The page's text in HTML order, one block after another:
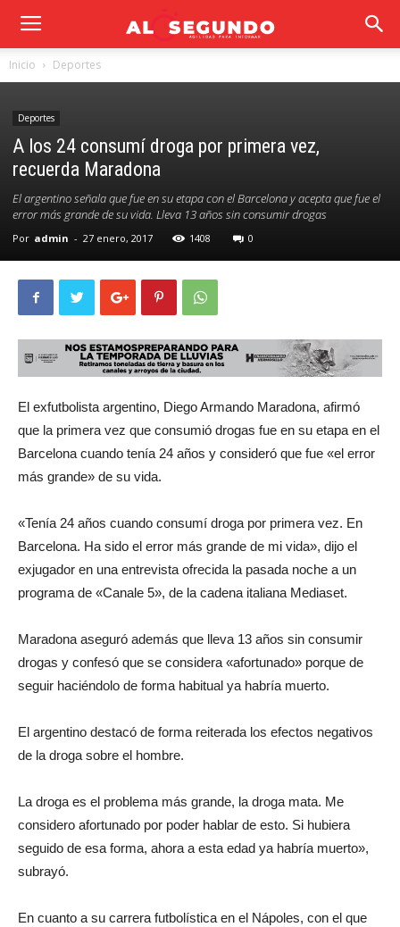
Inicio Deportes
Deportes
A los 24 consumí droga por primera vez,
recuerda Maradona
El argentino señala que fue en su etapa con el Barcelona y acepta que fue el
error más grande de su vida. Lleva 13 años sin consumir drogas
Por admin - 27 enero, 2017 1408 0
El exfutbolista argentino, Diego Armando Maradona, afirmó
que la primera vez que consumió drogas fue en su etapa en el
Barcelona cuando tenía 24 años y consideró que fue «el error
más grande» de su vida.
«Tenía 24 años cuando consumí droga por primera vez. En
Barcelona. Ha sido el error más grande de mi vida», dijo el
exjugador en una entrevista ofrecida la pasada noche a un
programa de «Canale 5», de la cadena italiana Mediaset.
Maradona aseguró además que lleva 13 años sin consumir
drogas y confesó que se considera «afortunado» porque de
seguir haciéndolo de forma habitual ya habría muerto.
El argentino destacó de forma reiterada los efectos negativos
de la droga sobre el hombre.
La droga es el problema más grande, la droga mata. Me
considero afortunado por poder hablar de esto. Si hubiera
seguido de esa forma, ahora a esta edad ya habría muerto»,
subrayó.
En cuanto a su carrera futbolística en el Nápoles, con el que